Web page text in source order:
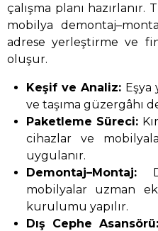
çalışma planı
mobilya
adrese yerleştirme ve
oluşur.
Keşif ve Analiz: Eşya
ve taşıma güzergâhı
Paketleme Süreci:
cihazlar ve
uygulanır.
Demontaj–Montaj:
mobilyalar uzman
kurulumu yapılır.
Dış Cephe Asansörü: